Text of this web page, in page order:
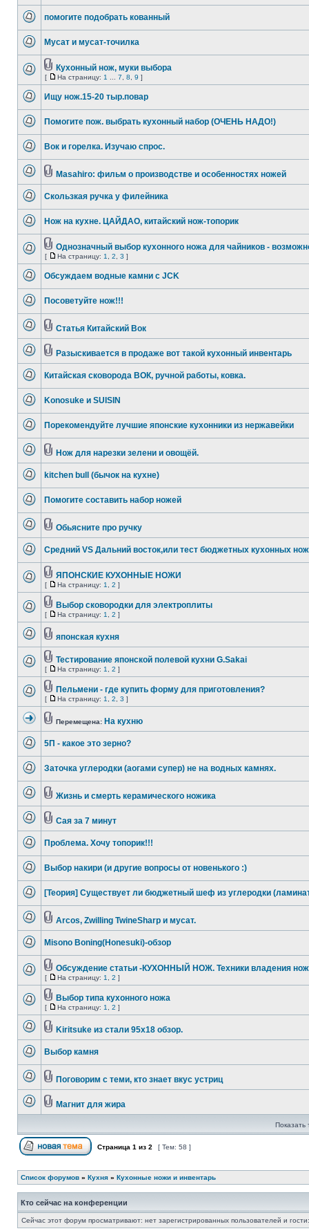
помогите подобрать кованный
Мусат и мусат-точилка
Кухонный нож, муки выбора
[ На страницу: 1 7 8 9 ]
Ищу нож.15-20 тыр.повар
Помогите пож. выбрать кухонный набор (ОЧЕНЬ НАДО!)
Вок и горелка. Изучаю спрос.
Masahiro: фильм о производстве и особенностях ножей
Скользкая ручка у филейника
Нож на кухне. ЦАЙДАО, китайский нож-топорик
Однозначный выбор кухонного ножа для чайников -
[ На страницу: 1 2 3 ]
Обсуждаем водные камни с JCK
Посоветуйте нож!!!
Статья Китайский Вок
Разыскивается в продаже вот такой кухонный инвентарь
Китайская сковорода ВОК, ручной работы, ковка.
Konosuke и SUISIN
Порекомендуйте лучшие японские кухонники из нержавейки
Нож для нарезки зелени и овощёй.
kitchen bull (бычок на кухне)
Помогите составить набор ножей
Обьясните про ручку
Средний VS Дальний восток,или тест бюджетных кухонных
ЯПОНСКИЕ КУХОННЫЕ НОЖИ
[ На страницу: 1 2 ]
Выбор сковородки для электроплиты
[ На страницу: 1 2 ]
японская кухня
Тестирование японской полевой кухни G.Sakai
[ На страницу: 1 2 ]
Пельмени - где купить форму для приготовления?
[ На страницу: 1 2 3 ]
Перемещена: На кухню
5П - какое это зерно?
Заточка углеродки (аогами супер) не на водных камнях.
Жизнь и смерть керамического ножика
Сая за 7 минут
Проблема. Хочу топорик!!!
Выбор накири (и другие вопросы от новенького :)
[Теория] Существует ли бюджетный шеф из углеродки
Arcos, Zwilling TwineSharp и мусат.
Misono Boning(Honesuki)-обзор
Обсуждение статьи -КУХОННЫЙ НОЖ. Техники владения
[ На страницу: 1 2 ]
Выбор типа кухонного ножа
[ На страницу: 1 2 ]
Kiritsuke из стали 95х18 обзор.
Выбор камня
Поговорим с теми, кто знает вкус устриц
Магнит для жира
Показать
Страница 1 из 2 [ Тем: 58 ]
Список форумов » Кухня » Кухонные ножи и инвентарь
Кто сейчас на конференции
Сейчас этот форум просматривают: нет зарегистрированных пользователей и